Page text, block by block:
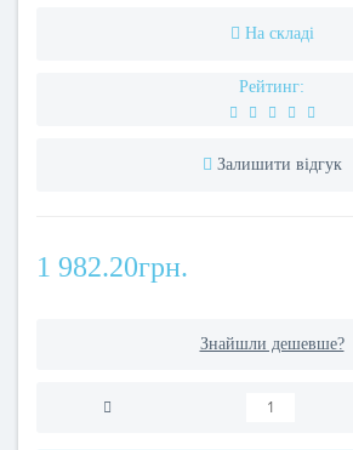
На складі
Рейтинг:
Залишити відгук
1 982.20грн.
Знайшли дешевше?